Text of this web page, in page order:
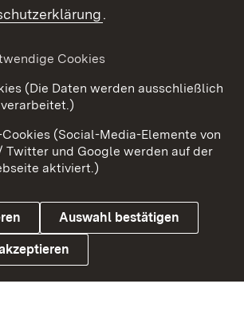
Barrierefreiheit
Cookies
.
Cookies
(Die Daten werden ausschließlich
(Social-Media-Elemente von
Twitter und Google werden auf der
aktiviert.)
Auswahl bestätigen